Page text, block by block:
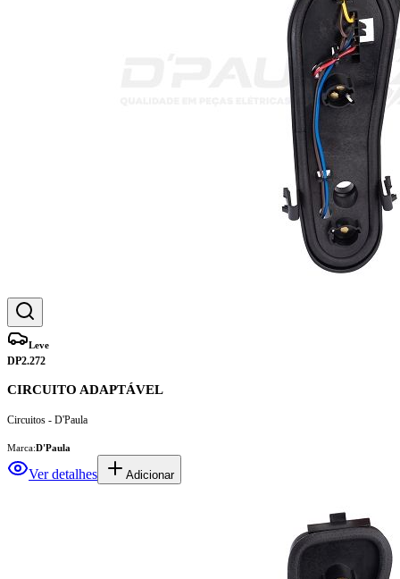
Leve
DP2.272
CIRCUITO ADAPTÁVEL
Circuitos - D'Paula
Marca:D'Paula
Ver detalhes Adicionar